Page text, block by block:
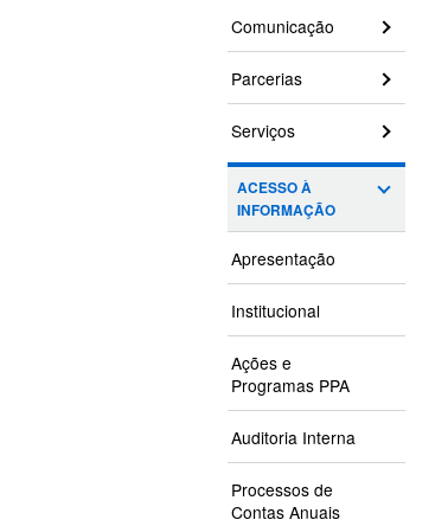
Comunicação
Parcerias
Serviços
ACESSO À
INFORMAÇÃO
Apresentação
Institucional
Ações e
Programas PPA
Auditoria Interna
Processos de
Contas Anuais